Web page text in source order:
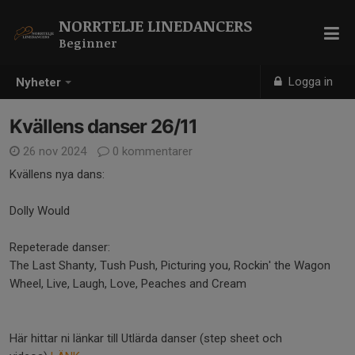
Nyheter Logga in
NORRTELJE LINEDANCERS
Beginner
Kvällens danser 26/11
26 nov 2024
0 kommentarer
Kvällens nya dans:
Dolly Would
Repeterade danser:
The Last Shanty, Tush Push, Picturing you, Rockin' the Wagon
Wheel, Live, Laugh, Love, Peaches and Cream
Här hittar ni länkar till Utlärda danser (step sheet och